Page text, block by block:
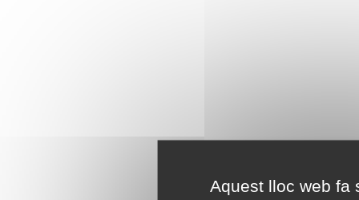
Aquest lloc web fa